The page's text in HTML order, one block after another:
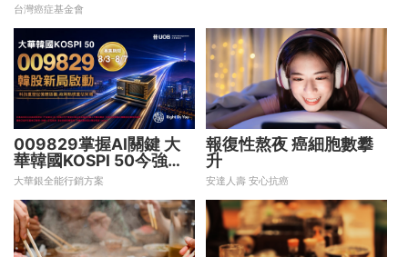
台灣癌症基金會
009829掌握AI關鍵 大
華韓國KOSPI 50今強勢
開募
大華銀全能行銷方案
報復性熬夜 癌細胞數攀
升
安達人壽 安心抗癌